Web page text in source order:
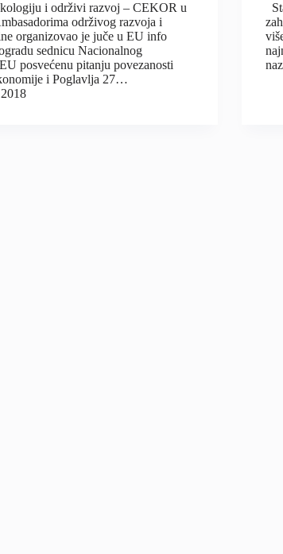
i održivi razvoj – CEKOR u
održivog razvoja i
organizovao je juče u EU info
sednicu Nacionalnog
posvećenu pitanju povezanosti
i Poglavlja 27…